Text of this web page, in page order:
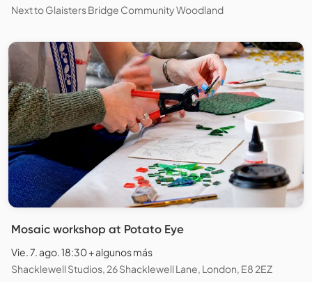
Next to Glaisters Bridge Community Woodland
Mosaic workshop at Potato Eye
Vie. 7. ago. 18:30 + algunos más
Shacklewell Studios, 26 Shacklewell Lane, London, E8 2EZ